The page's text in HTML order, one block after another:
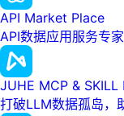
API Market Place
API数据应用服务专家
JUHE MCP & SKILL
打破LLM数据孤岛，